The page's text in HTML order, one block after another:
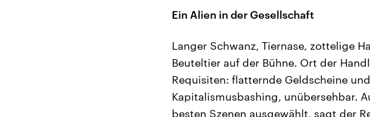
Ein Alien in der Gesellschaft
Langer Schwanz, Tiernase, zottelige
Beuteltier auf der Bühne. Ort der
Requisiten: flatternde Geldscheine
Kapitalismusbashing, unübersehbar.
besten Szenen ausgewählt, sagt der